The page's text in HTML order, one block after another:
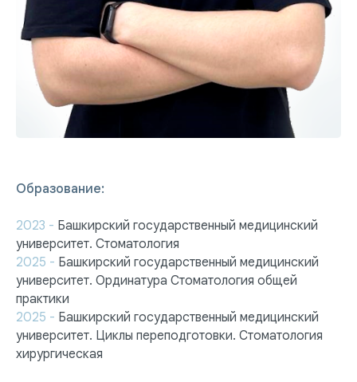
Образование:
2023 - Башкирский государственный медицинский
университет. Стоматология
2025 - Башкирский государственный медицинский
университет. Ординатура Стоматология общей
практики
2025 - Башкирский государственный медицинский
университет. Циклы переподготовки. Стоматология
хирургическая